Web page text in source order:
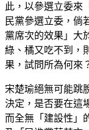
此，以參選立委來
民黨參選立委，倘
黨席次的效果」大
綠、橘又吃不到，
果，試問所為何來
宋楚瑜絕無可能跳
決定，是否要在這
而全無「建設性」